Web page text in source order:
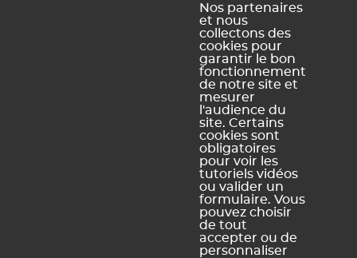
Ce contenu vous a été utile ?
Pas vraiment
Nos partenaires
et nous
collectons des
cookies pour
garantir le bon
fonctionnement
de notre site et
mesurer
l'audience du
site. Certains
cookies sont
obligatoires
pour voir les
tutoriels vidéos
ou valider un
formulaire. Vous
pouvez choisir
de tout
accepter ou de
personnaliser